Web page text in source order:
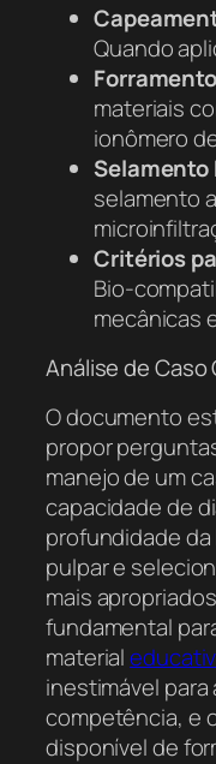
Quando
materiais
ionômero
Selamento
selamento
Critérios
Bio-
mecânicas
Análise de Caso
O documento
propor
manejo de um
capacidade de
profundidade da
pulpar e
mais
fundamental
material
inestimável para
competência, e
disponível de